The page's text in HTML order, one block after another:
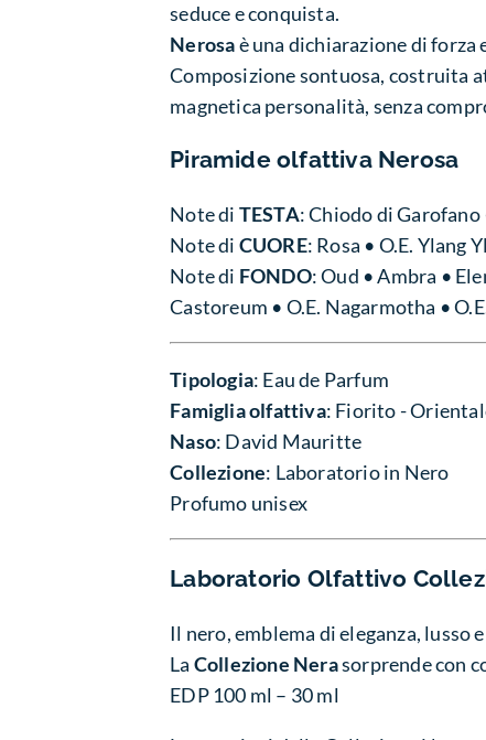
seduce e conquista.
Nerosaè una dichiarazione di forza
Composizione sontuosa, costruita
magnetica personalità, senza
Piramide olfattivaNerosa
Note di TESTA: Chiodo di Garofano
Note di CUORE: Rosa • O.E. Ylang
Note di FONDO: Oud • Ambra •
Castoreum • O.E. Nagarmotha •
Tipologia: Eau de Parfum
Famiglia olfattiva: Fiorito -
Naso: David Mauritte
Collezione: Laboratorio in Nero
Profumo unisex
Laboratorio Olfattivo
Il nero, emblema di eleganza,
La Collezione Nerasorprende con
EDP 100 ml – 30 ml